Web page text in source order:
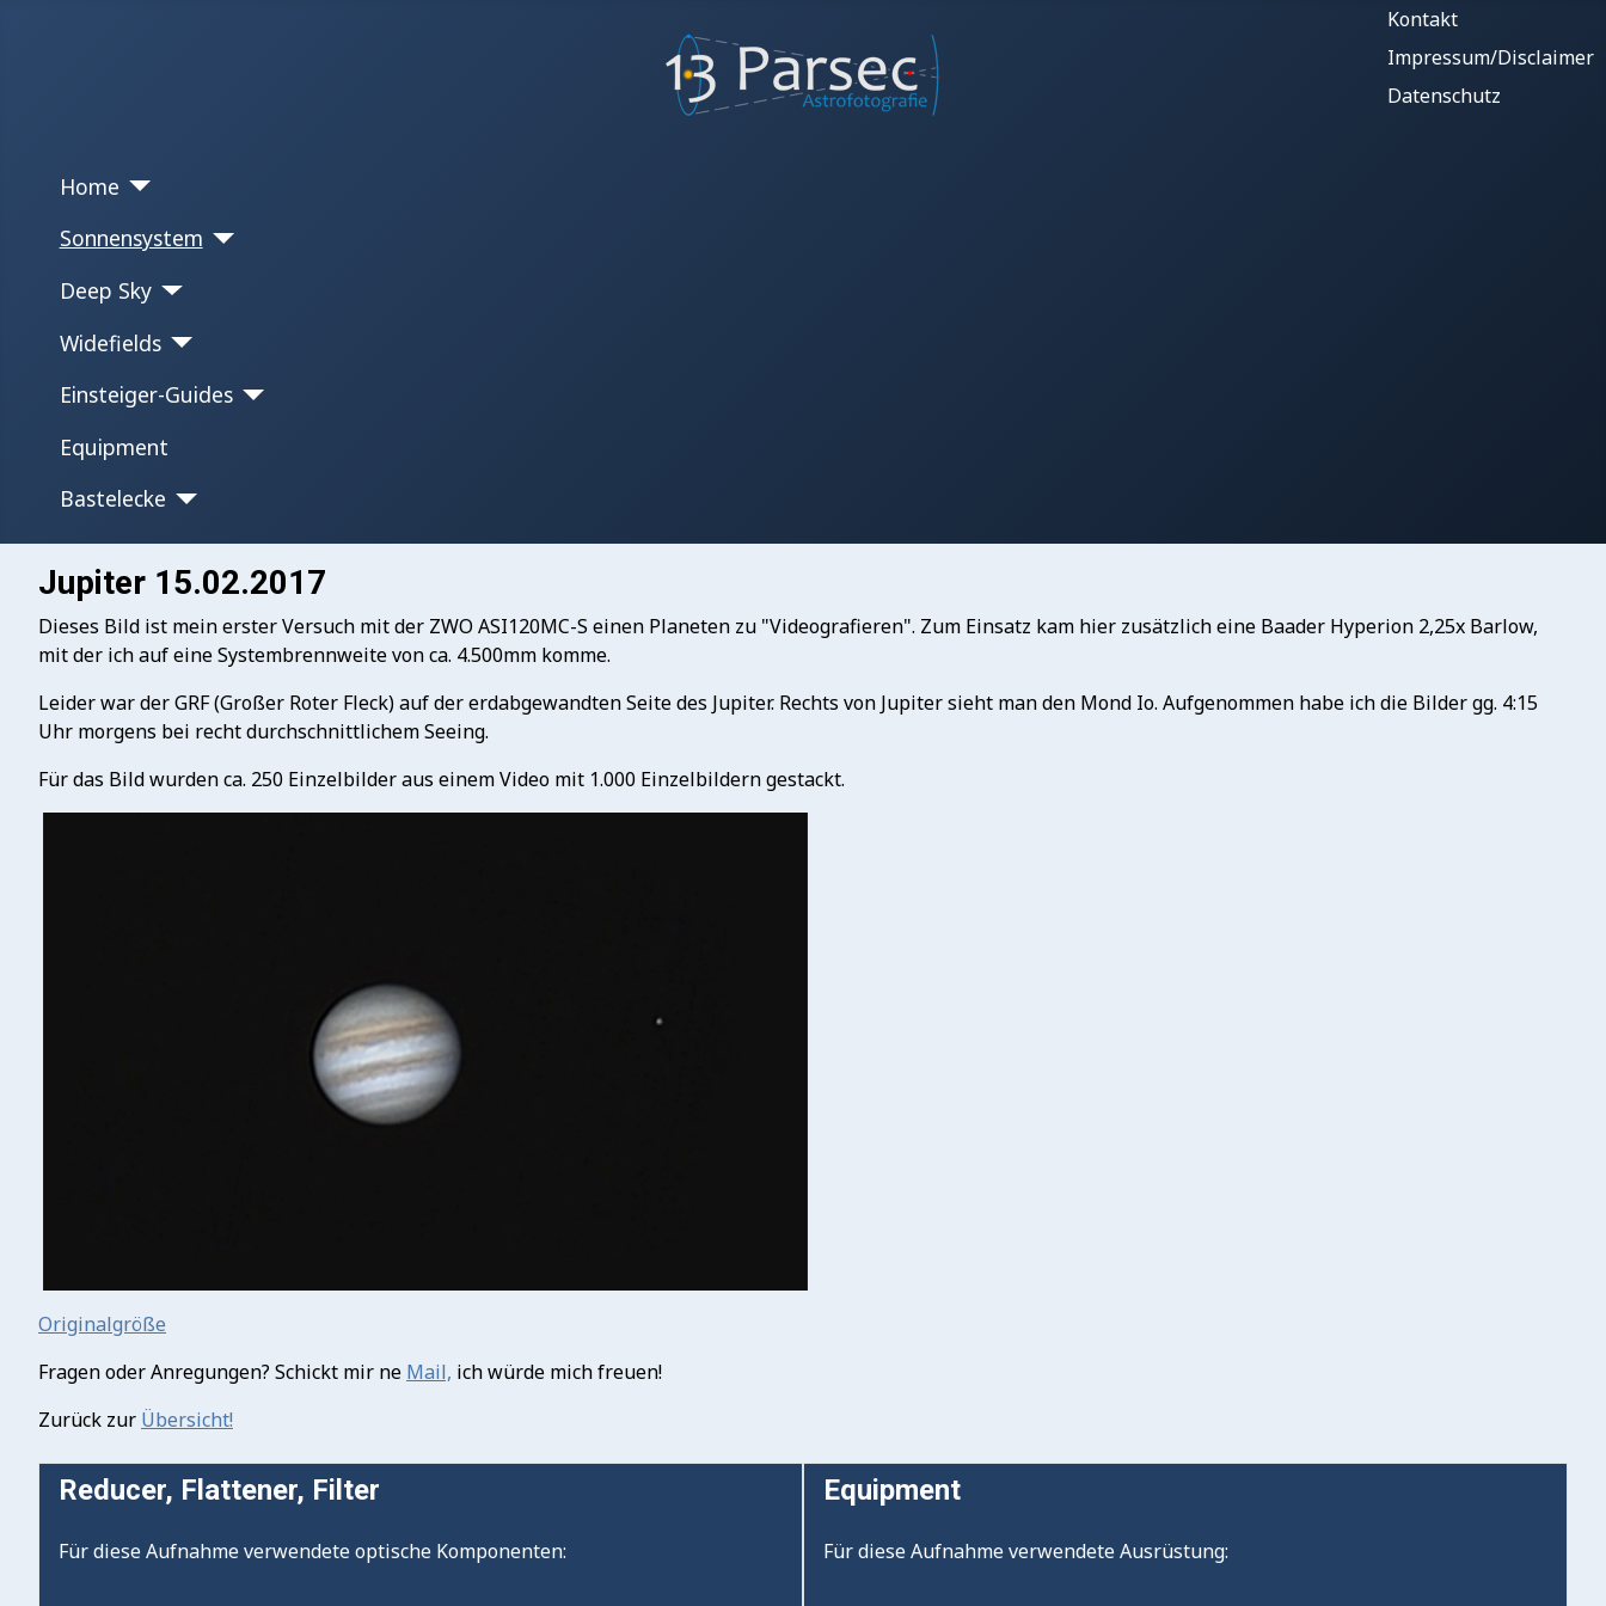
Kontakt
Impressum/Disclaimer
Datenschutz
Home
Sonnensystem
Deep Sky
Widefields
Einsteiger-Guides
Equipment
Bastelecke
Jupiter 15.02.2017
Dieses Bild ist mein erster Versuch mit der ZWO ASI120MC-S einen Planeten zu "Videografieren". Zum Einsatz kam hier zusätzlich eine Baader Hyperion 2,25x Barlow,
mit der ich auf eine Systembrennweite von ca. 4.500mm komme.
Leider war der GRF (Großer Roter Fleck) auf der erdabgewandten Seite des Jupiter. Rechts von Jupiter sieht man den Mond Io. Aufgenommen habe ich die Bilder gg. 4:15
Uhr morgens bei recht durchschnittlichem Seeing.
Für das Bild wurden ca. 250 Einzelbilder aus einem Video mit 1.000 Einzelbildern gestackt.
Originalgröße
Fragen oder Anregungen? Schickt mir ne Mail, ich würde mich freuen!
Zurück zur Übersicht!
Reducer, Flattener, Filter
Für diese Aufnahme verwendete optische Komponenten:
Equipment
Für diese Aufnahme verwendete Ausrüstung: